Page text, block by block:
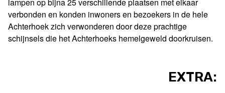
verbonden en konden inwoners en bezoekers in de hele
Achterhoek zich verwonderen door deze prachtige
schijnsels die het Achterhoeks hemelgeweld doorkruisen.
EXTRA: